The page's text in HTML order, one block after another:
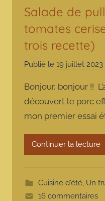
Salade de
tomates
trois recette)
Publié le 19 juillet 2023
r
t
Bonjour, bonjour !!
découvert le porc
mon premier essai
Continuer la lecture
Cuisine d'été, Un
16 commentaires